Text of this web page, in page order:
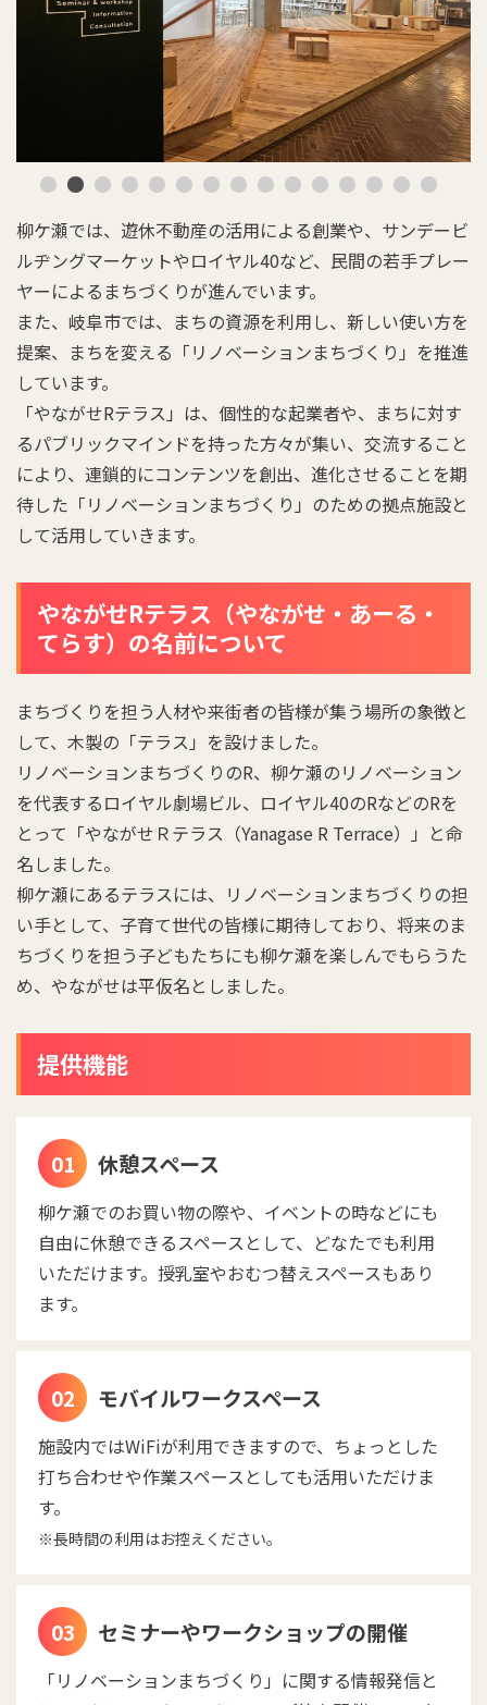
柳ケ瀬では、遊休不動産の活用による創業や、サンデービ
ルヂングマーケットやロイヤル40など、民間の若手プレー
ヤーによるまちづくりが進んでいます。
また、岐阜市では、まちの資源を利用し、新しい使い方を
提案、まちを変える「リノベーションまちづくり」を推進
しています。
「やながせRテラス」は、個性的な起業者や、まちに対す
るパブリックマインドを持った方々が集い、交流すること
により、連鎖的にコンテンツを創出、進化させることを期
待した「リノベーションまちづくり」のための拠点施設と
して活用していきます。
やながせRテラス（やながせ・あーる・
てらす）の名前について
まちづくりを担う人材や来街者の皆様が集う場所の象徴と
して、木製の「テラス」を設けました。
リノベーションまちづくりのR、柳ケ瀬のリノベーション
を代表するロイヤル劇場ビル、ロイヤル40のRなどのRを
とって「やながせＲテラス（Yanagase R Terrace）」と命
名しました。
柳ケ瀬にあるテラスには、リノベーションまちづくりの担
い手として、子育て世代の皆様に期待しており、将来のま
ちづくりを担う子どもたちにも柳ケ瀬を楽しんでもらうた
め、やながせは平仮名としました。
提供機能
休憩スペース
柳ケ瀬でのお買い物の際や、イベントの時などにも
自由に休憩できるスペースとして、どなたでも利用
いただけます。授乳室やおむつ替えスペースもあり
ます。
モバイルワークスペース
施設内ではWiFiが利用できますので、ちょっとした
打ち合わせや作業スペースとしても活用いただけま
す。
※長時間の利用はお控えください。
セミナーやワークショップの開催
「リノベーションまちづくり」に関する情報発信と